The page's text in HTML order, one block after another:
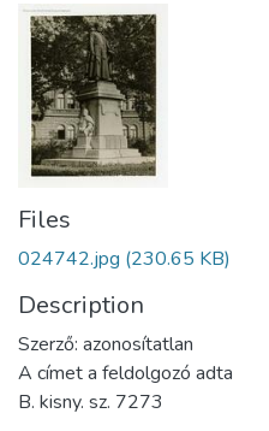
Files
024742.jpg (230.65 KB)
Description
Szerző: azonosítatlan
A címet a feldolgozó adta
B. kisny. sz. 7273